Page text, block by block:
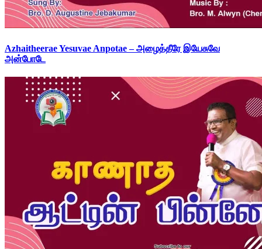
Azhaitheerae Yesuvae Anpotae – அழைத்தீரே இயேசுவே
அன்போடே